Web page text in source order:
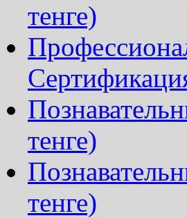
тенге)
тенге)
тенге)